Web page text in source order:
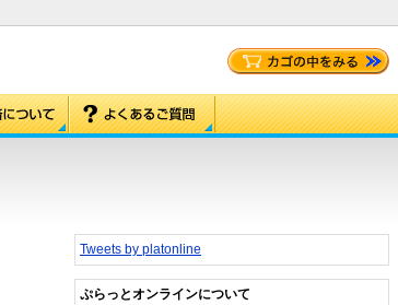
Tweets by platonline
ぷらっとオンラインについて